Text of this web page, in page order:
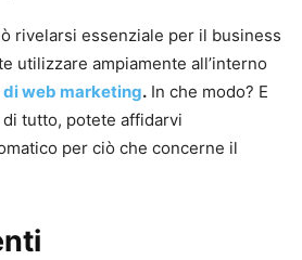
rivelarsi essenziale per il business
utilizzare ampiamente all’interno
web marketing. In che modo? E
tutto, potete affidarvi
per ciò che concerne il